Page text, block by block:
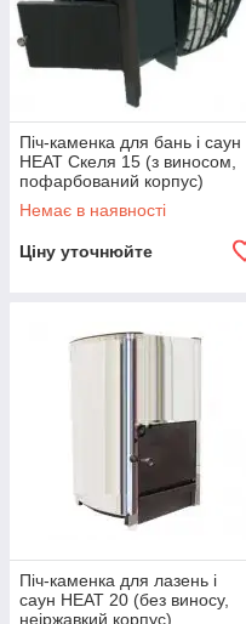
Піч-каменка для бань і саун
HEAT Скеля 15 (з виносом,
пофарбований корпус)
Немає в наявності
Ціну уточнюйте
Піч-каменка для лазень і
саун HEAT 20 (без виносу,
неіржавкий корпус)